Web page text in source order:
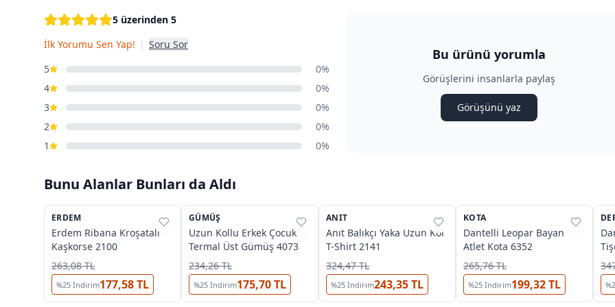
5 üzerinden 5
İlk Yorumu Sen Yap! | Soru Sor
5
0%
4
0%
3
0%
2
0%
1
0%
Bu ürünü yorumla
Görüşlerini insanlarla paylaş
Görüşünü yaz
Bunu Alanlar Bunları da Aldı
%68
ERDEM
Erdem Ribana Kroşatalı
Kaşkorse 2100
263,08 TL
%25 İndirim177,58 TL
%46
GÜMÜŞ
Uzun Kollu Erkek Çocuk
Termal Üst Gümüş 4073
234,26 TL
%25 İndirim175,70 TL
%31
ANIT
Anıt Balıkçı Yaka Uzun Kol
T-Shirt 2141
324,47 TL
%25 İndirim243,35 TL
%50
KOTA
Dantelli Leopar Bayan
Atlet Kota 6352
265,76 TL
%25 İndirim199,32 TL
%
%